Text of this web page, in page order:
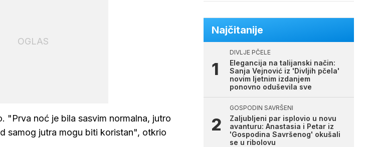
OGLAS
"Prva noć je bila sasvim normalna, jutro
samog jutra mogu biti koristan", otkrio
Najčitanije
DIVLJE PČELE
Elegancija na talijanski način:
Sanja Vejnović iz 'Divljih pčela'
novim ljetnim izdanjem
ponovno oduševila sve
GOSPODIN SAVRŠENI
Zaljubljeni par isplovio u novu
avanturu: Anastasia i Petar iz
'Gospodina Savršenog' okušali
se u ribolovu